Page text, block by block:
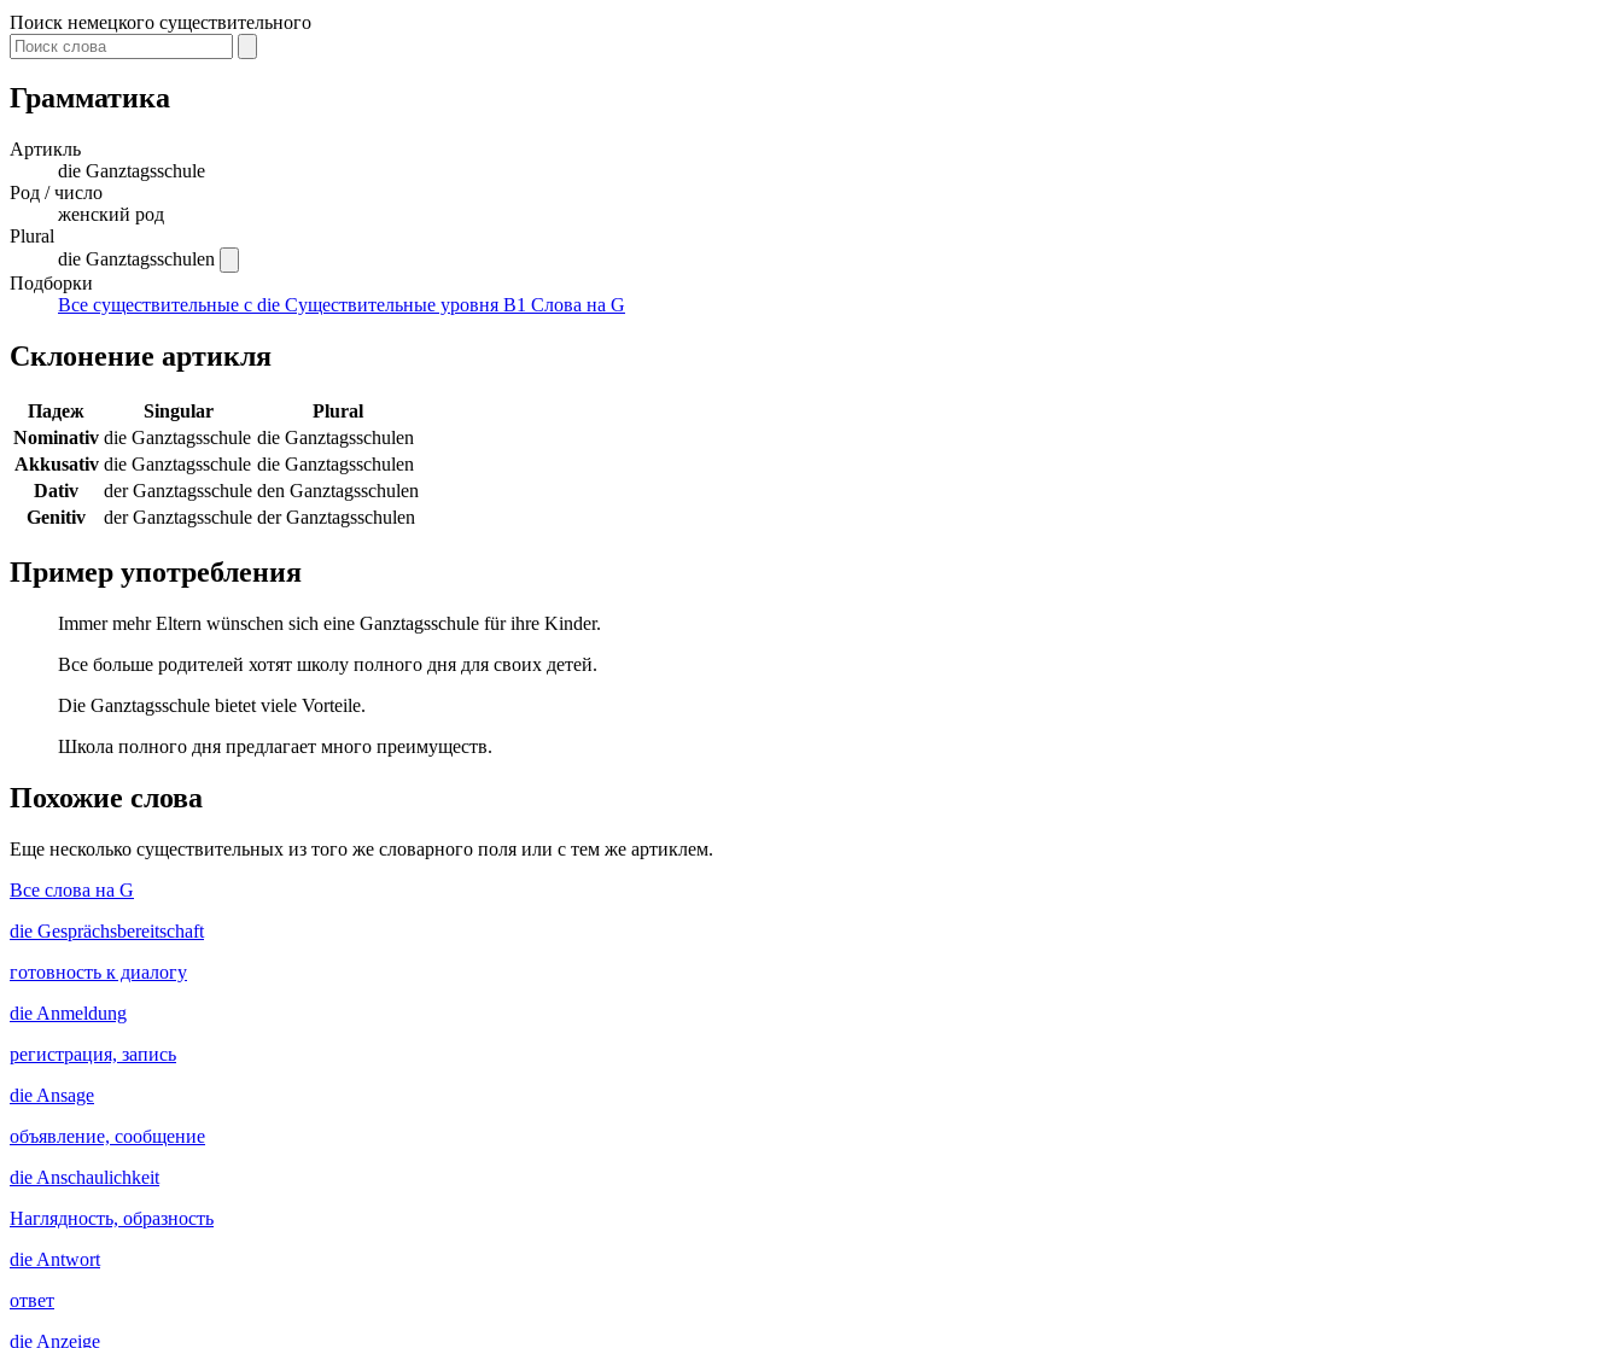
Поиск немецкого существительного
Грамматика
Артикль
die Ganztagsschule
Род / число
женский род
Plural
die Ganztagsschulen
Подборки
Все существительные с die Существительные уровня B1 Слова на G
Склонение артикля
Падеж Singular
Plural
Nominativ die Ganztagsschule die Ganztagsschulen
Akkusativ die Ganztagsschule die Ganztagsschulen
Dativ
der Ganztagsschule den Ganztagsschulen
Genitiv
der Ganztagsschule der Ganztagsschulen
Пример употребления
Immer mehr Eltern wünschen sich eine Ganztagsschule für ihre Kinder.
Все больше родителей хотят школу полного дня для своих детей.
Die Ganztagsschule bietet viele Vorteile.
Школа полного дня предлагает много преимуществ.
Похожие слова
Еще несколько существительных из того же словарного поля или с тем же артиклем.
Все слова на G
die Gesprächsbereitschaft
готовность к диалогу
die Anmeldung
регистрация, запись
die Ansage
объявление, сообщение
die Anschaulichkeit
Наглядность, образность
die Antwort
ответ
die Anzeige